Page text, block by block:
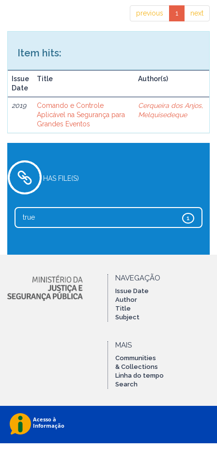
previous 1 next
Item hits:
Issue
Date
Title Author(s)
2019
Comando e Controle
Aplicável na Segurança para
Grandes Eventos
Cerqueira dos Anjos,
Melquisedeque
HAS FILE(S)
1
true
NAVEGAÇÃO
Issue Date
Author
Title
Subject
MAIS
Communities
& Collections
Linha do tempo
Search